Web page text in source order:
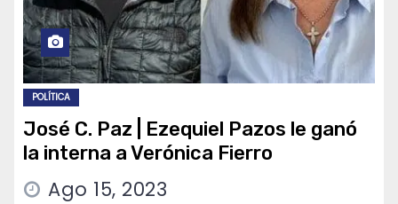
POLÍTICA
José C. Paz | Ezequiel Pazos le ganó
la interna a Verónica Fierro
Ago 15, 2023